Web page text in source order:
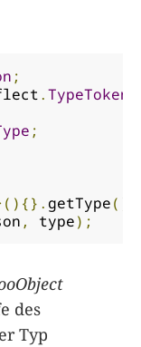
;
.TypeToken
;
getType();
, type);
des
Typ